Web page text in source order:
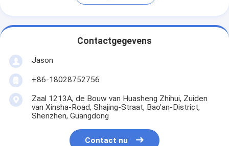
Contactgegevens
Jason
+86-18028752756
Zaal 1213A, de Bouw van Huasheng Zhihui, Zuiden
van Xinsha-Road, Shajing-Straat, Bao'an-District,
Shenzhen, Guangdong
Contact nu